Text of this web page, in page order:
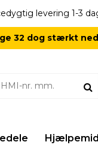
levering 1-3
32 dog stærkt